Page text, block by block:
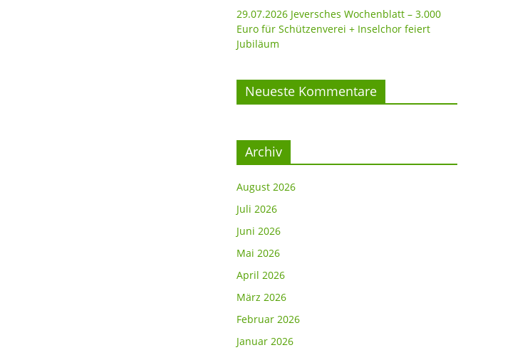
29.07.2026 Jeversches Wochenblatt – 3.000
Euro für Schützenverei + Inselchor feiert
Jubiläum
Neueste Kommentare
Archiv
August 2026
Juli 2026
Juni 2026
Mai 2026
April 2026
März 2026
Februar 2026
Januar 2026